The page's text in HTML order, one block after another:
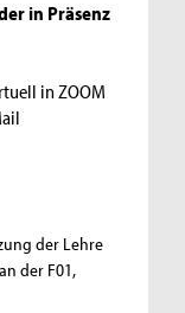
in Präsenz
in ZOOM
der Lehre
der F01,